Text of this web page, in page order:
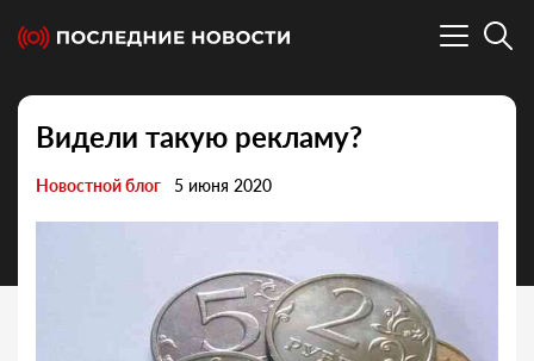
Видели такую рекламу?
Новостной блог 5 июня 2020